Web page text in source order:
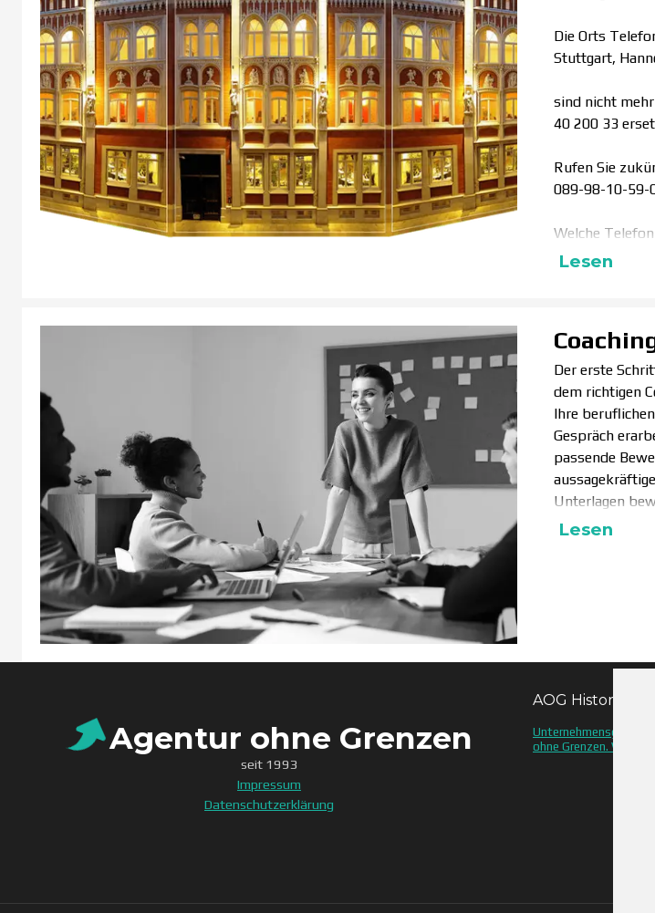
Die Orts
Stuttgart,
sind nicht
40 200 33
Rufen Sie
089-98-10-59-
Welche
Lesen
Der erste
dem richtigen
Ihre
Gespräch
passende
Unterlagen
Lesen
Agentur ohne Grenzen
seit 1993
Impressum
Datenschutzerklärung
AOG History
ohne Grenzen. Wie